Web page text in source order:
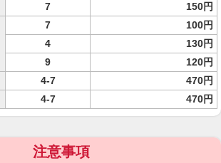
7 150円
7
100円
4
130円
9
120円
4-7
470円
4-7 470円
注意事項